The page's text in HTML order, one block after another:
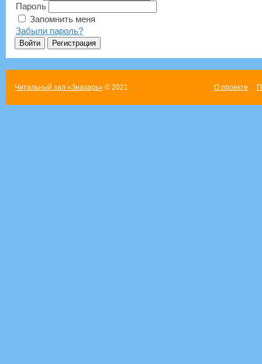
Пароль
Запомнить меня
Забыли пароль?
Читальный зал «Знахарь»© 2021 О проекте